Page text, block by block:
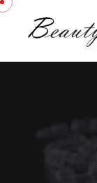
Skip to content